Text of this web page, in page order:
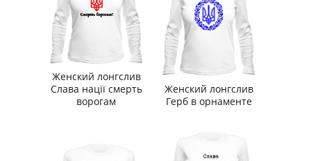
Женский лонгслив
Слава нації смерть
ворогам
Женский лонгслив
Герб в орнаменте